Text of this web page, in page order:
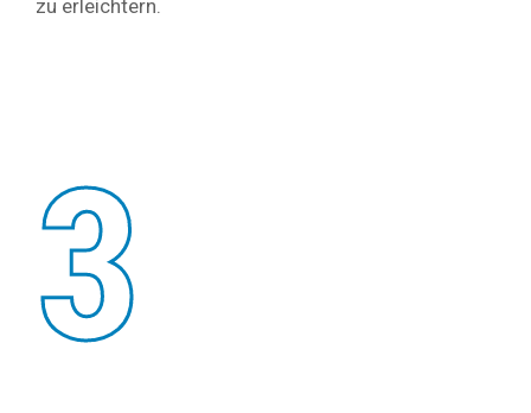
zu erleichtern.
3